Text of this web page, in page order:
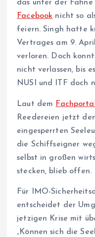
das unter der
Facebook nicht so
feiern. Singh hatte
Vertrages am 9.
verloren. Doch
nicht verlassen, bis
NUSI und ITF doch
Laut dem
Reedereien jetzt
eingesperrten
die Schiffseigner
selbst in großen
stecken, blieb offen.
Für IMO-
entscheidet der
jetzigen Krise mit
„Können sich die